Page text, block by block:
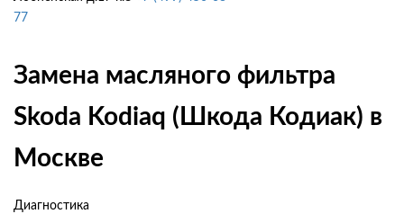
77
Замена масляного фильтра
Skoda Kodiaq (Шкода Кодиак) в
Москве
Диагностика